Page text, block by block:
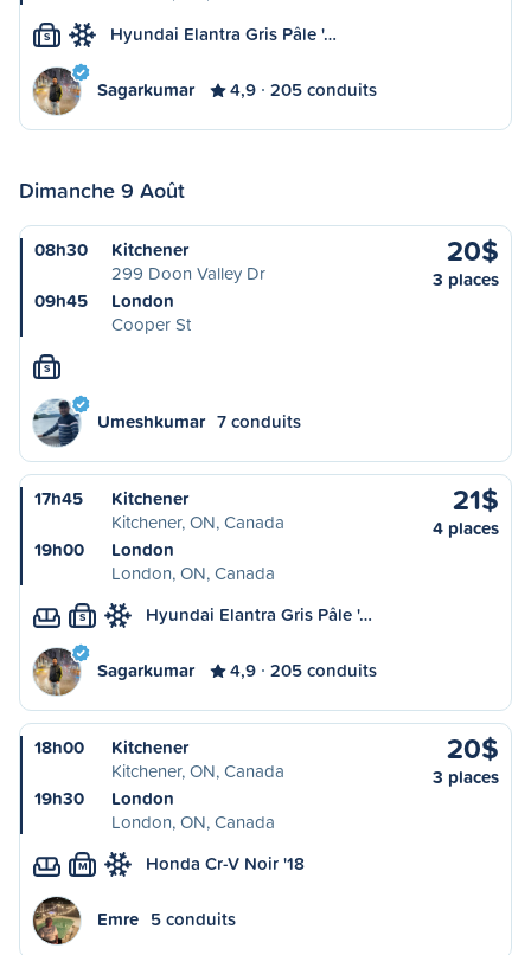
S Hyundai Elantra Gris Pâle '…
Sagarkumar 4,9 205 conduits
Dimanche 9 Août
08h30
Kitchener
299 Doon Valley Dr
09h45
London
Cooper St
20$
3 places
S
Umeshkumar 7 conduits
17h45
Kitchener
Kitchener, ON, Canada
19h00
London
London, ON, Canada
21$
4 places
S Hyundai Elantra Gris Pâle '…
Sagarkumar 4,9 205 conduits
18h00
Kitchener
Kitchener, ON, Canada
19h30
London
London, ON, Canada
20$
3 places
M Honda Cr-V Noir '18
Emre 5 conduits